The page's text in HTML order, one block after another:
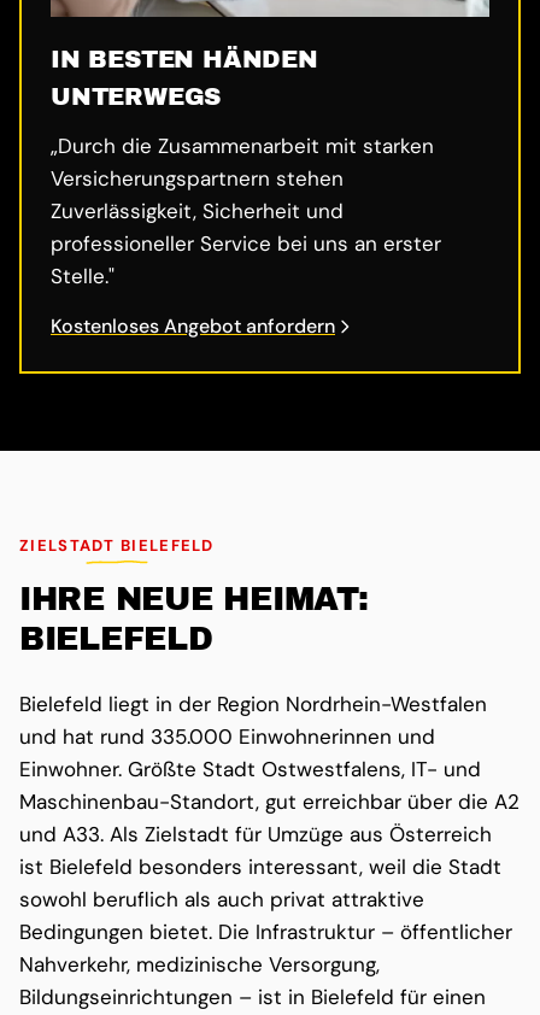
IN BESTEN HÄNDEN
UNTERWEGS
„Durch die Zusammenarbeit mit starken
Versicherungspartnern stehen
Zuverlässigkeit, Sicherheit und
professioneller Service bei uns an erster
Stelle."
Kostenloses Angebot anfordern
ZIELSTADT BIELEFELD
IHRE NEUE HEIMAT:
BIELEFELD
Bielefeld liegt in der Region Nordrhein-Westfalen
und hat rund 335.000 Einwohnerinnen und
Einwohner. Größte Stadt Ostwestfalens, IT- und
Maschinenbau-Standort, gut erreichbar über die A2
und A33. Als Zielstadt für Umzüge aus Österreich
ist Bielefeld besonders interessant, weil die Stadt
sowohl beruflich als auch privat attraktive
Bedingungen bietet. Die Infrastruktur – öffentlicher
Nahverkehr, medizinische Versorgung,
Bildungseinrichtungen – ist in Bielefeld für einen